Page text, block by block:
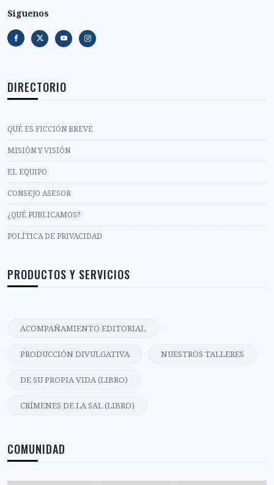
Siguenos
DIRECTORIO
QUÉ ES FICCIÓN BREVE
MISIÓN Y VISIÓN
EL EQUIPO
CONSEJO ASESOR
¿QUÉ PUBLICAMOS?
POLÍTICA DE PRIVACIDAD
PRODUCTOS Y SERVICIOS
ACOMPAÑAMIENTO EDITORIAL
PRODUCCIÓN DIVULGATIVA NUESTROS TALLERES
DE SU PROPIA VIDA (LIBRO)
CRÍMENES DE LA SAL (LIBRO)
COMUNIDAD